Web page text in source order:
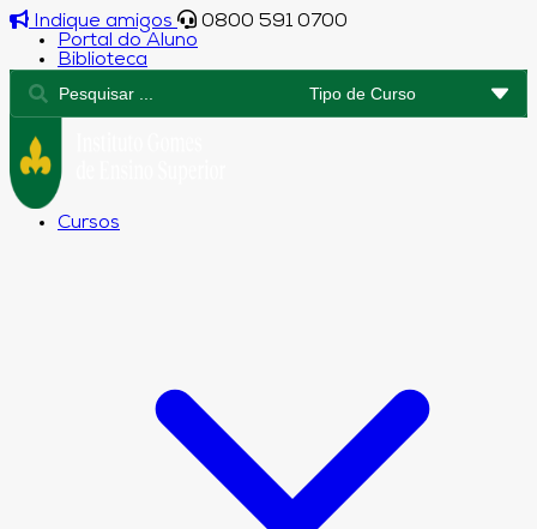
Indique amigos
0800 591 0700
Portal do Aluno
Biblioteca
Cursos